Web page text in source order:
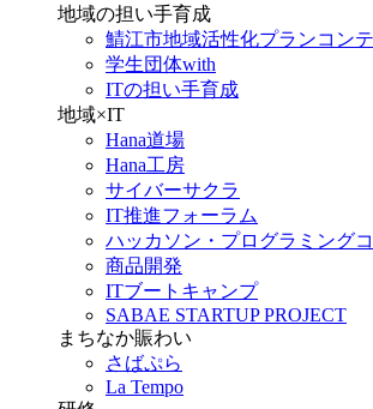
地域の担い手育成
鯖江市地域活性化プランコン
学生団体with
ITの担い手育成
地域×IT
Hana道場
Hana工房
サイバーサクラ
IT推進フォーラム
ハッカソン・プログラミング
商品開発
ITブートキャンプ
SABAE STARTUP PROJECT
まちなか賑わい
さばぷら
La Tempo